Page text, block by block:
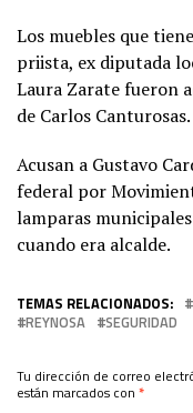
Los muebles que
priista, ex diputada
Laura Zarate fueron
de Carlos Canturosas.
Acusan a Gustavo
federal por
lamparas
cuando era alcalde.
TEMAS RELACIONADOS:
REYNOSA
SEGURIDAD
Tu dirección de correo
están marcados con *